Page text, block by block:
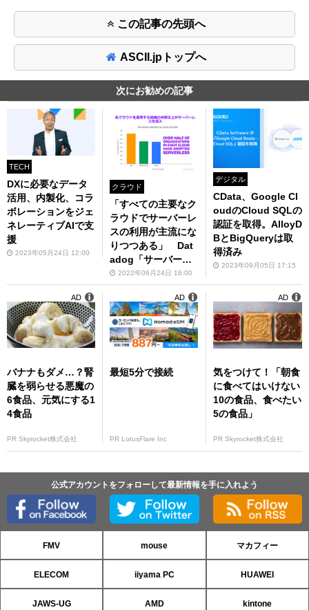
この記事の先頭へ
ASCII.jpトップへ
次にお勧めの記事
TECH
DXに必要なデータ
活用、内製化、コラ
ボレーションをジェ
ネレーティブAIで支
援
2023年05月24日 12:00
クラウド
「すべての主要なク
ラウドでサーバーレ
スの利用が主流にな
りつつある」 Dat
adog「サーバーレ
スの実態調査」第3
版公開
2022年06月24日 16:00
デジタル
CData、Google Cl
oudのCloud SQLの
認証を取得。AlloyD
BとBigQueryは取
得済み
2023年09月05日 17:15
バナナもダメ…？腎
臓を弱らせる悪魔の
6食品、元気にする1
4食品
PR Skyrocket株式会社
AD
最短5分で接続
PR LotusFlare Inc
AD
気をつけて！「朝食
に食べてはいけない
10の食品、食べたい
5の食品」
PR Skyrocket株式会社
AD
公式アカウントをフォローして最新情報を手に入れよう
FMV mouse マカフィー
ELECOM iiyama PC HUAWEI
JAWS-UG AMD kintone